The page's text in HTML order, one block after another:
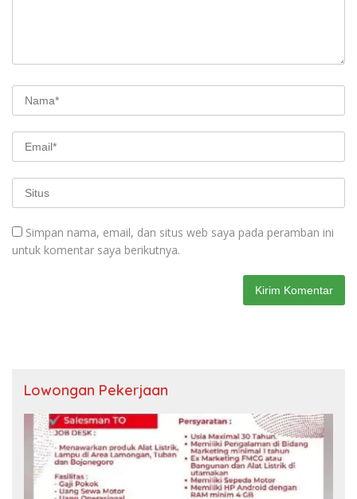
Simpan nama, email, dan situs web saya pada peramban ini
untuk komentar saya berikutnya.
Lowongan Pekerjaan